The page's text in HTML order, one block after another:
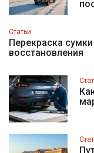
Статьи
Перекраска
восстановления